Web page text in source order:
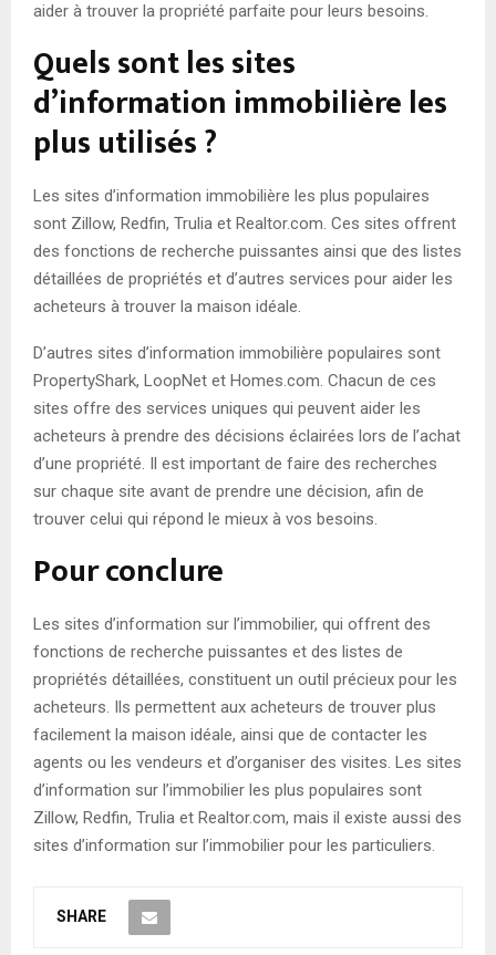
aider à trouver la propriété parfaite pour leurs besoins.
Quels sont les sites
d’information immobilière les
plus utilisés ?
Les sites d’information immobilière les plus populaires
sont Zillow, Redfin, Trulia et Realtor.com. Ces sites offrent
des fonctions de recherche puissantes ainsi que des listes
détaillées de propriétés et d’autres services pour aider les
acheteurs à trouver la maison idéale.
D’autres sites d’information immobilière populaires sont
PropertyShark, LoopNet et Homes.com. Chacun de ces
sites offre des services uniques qui peuvent aider les
acheteurs à prendre des décisions éclairées lors de l’achat
d’une propriété. Il est important de faire des recherches
sur chaque site avant de prendre une décision, afin de
trouver celui qui répond le mieux à vos besoins.
Pour conclure
Les sites d’information sur l’immobilier, qui offrent des
fonctions de recherche puissantes et des listes de
propriétés détaillées, constituent un outil précieux pour les
acheteurs. Ils permettent aux acheteurs de trouver plus
facilement la maison idéale, ainsi que de contacter les
agents ou les vendeurs et d’organiser des visites. Les sites
d’information sur l’immobilier les plus populaires sont
Zillow, Redfin, Trulia et Realtor.com, mais il existe aussi des
sites d’information sur l’immobilier pour les particuliers.
SHARE